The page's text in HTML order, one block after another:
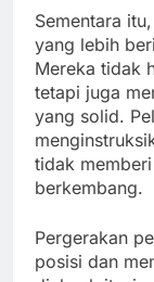
Sementara
yang lebih
Mereka tidak
tetapi juga
yang solid.
tidak
berkembang.
Pergerakan
posisi dan